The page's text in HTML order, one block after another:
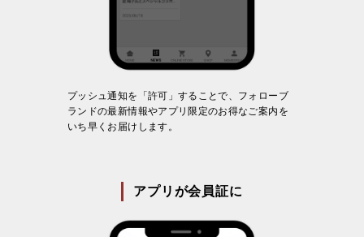
プッシュ通知を「許可」することで、フォローブ
ランドの最新情報やアプリ限定のお得なご案内を
いち早くお届けします。
アプリが会員証に